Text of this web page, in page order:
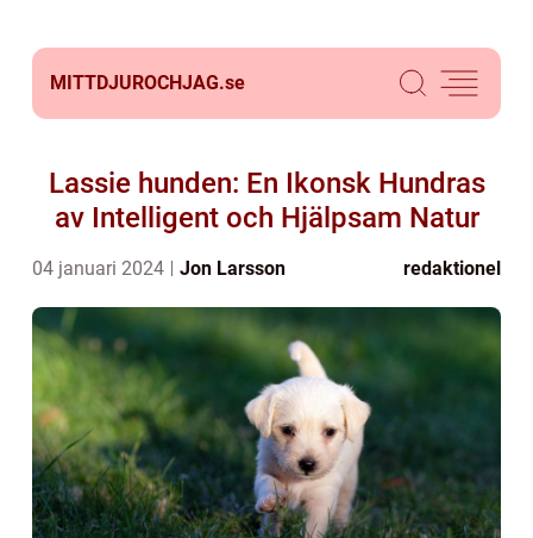
MITTDJUROCHJAG.se
Lassie hunden: En Ikonsk Hundras
av Intelligent och Hjälpsam Natur
04 januari 2024 Jon Larsson redaktionel